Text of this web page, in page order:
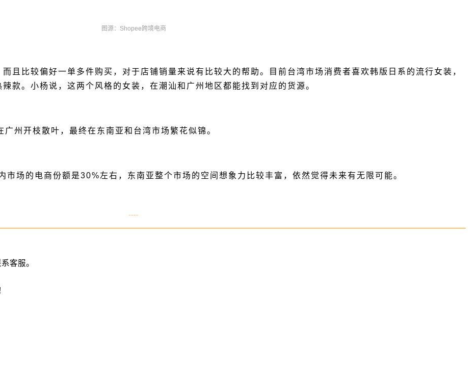
图源：Shopee跨境电商
且比较偏好一单多件购买，对于店铺销量来说有比较大的帮助。目前台湾市场消费者喜欢韩版日系的流行女装，
款。小杨说，这两个风格的女装，在潮汕和广州地区都能找到对应的货源。
州开枝散叶，最终在东南亚和台湾市场繁花似锦。
场的电商份额是30%左右，东南亚整个市场的空间想象力比较丰富，依然觉得未来有无限可能。
客服。